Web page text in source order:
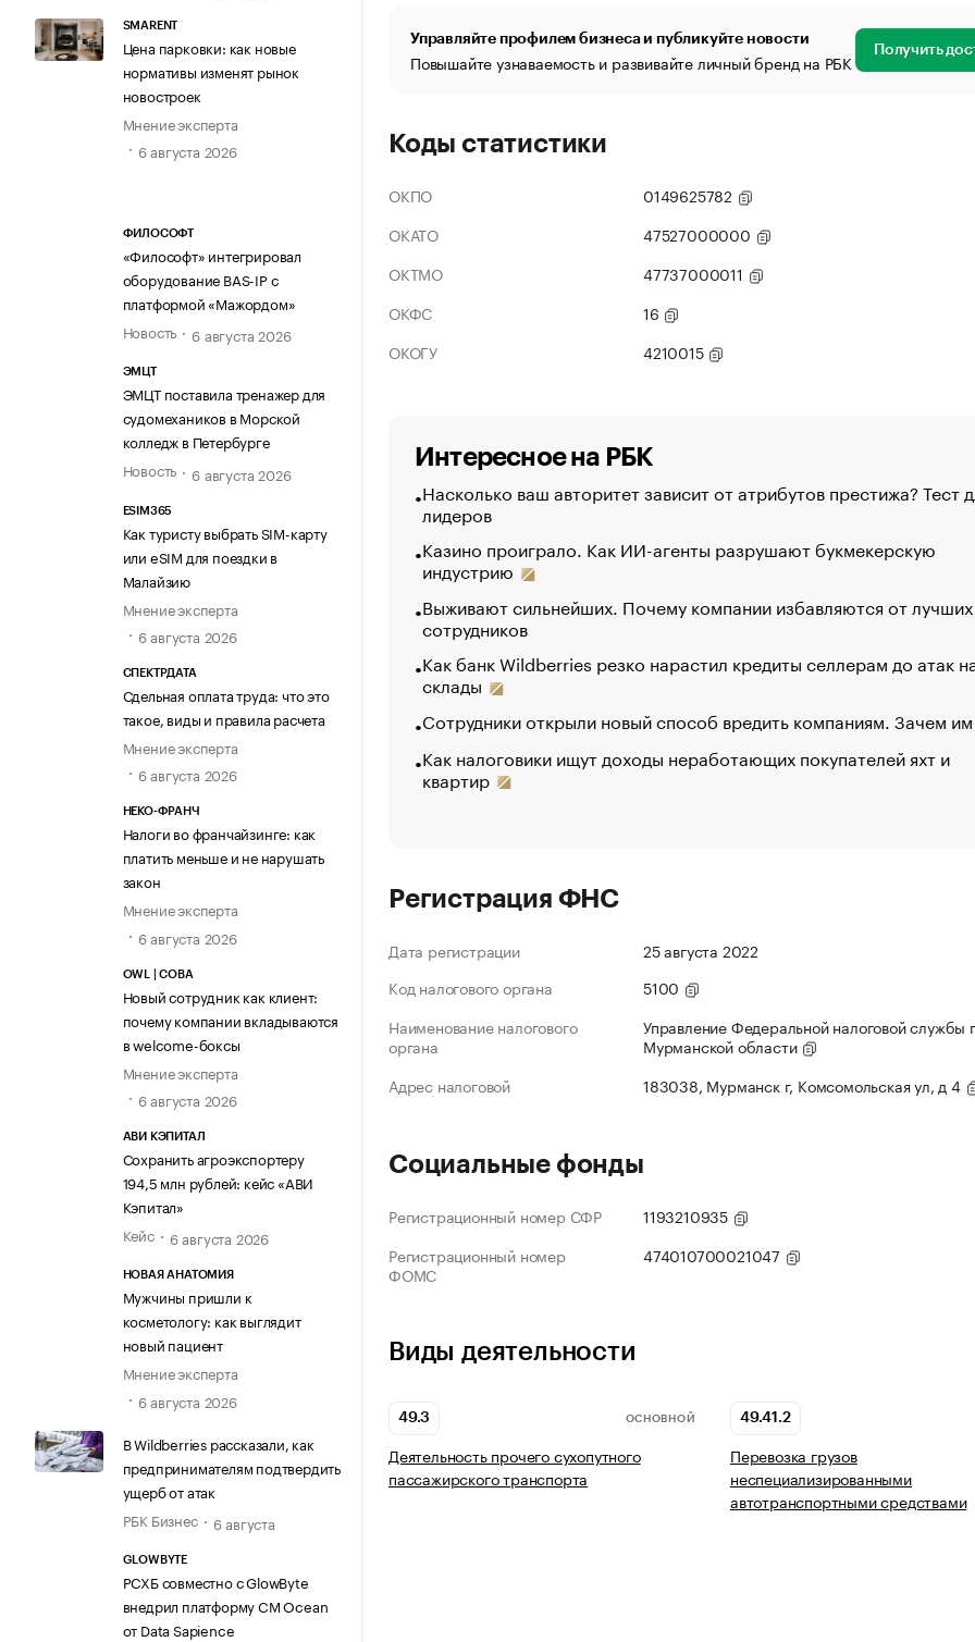
SMARENT
Цена парковки: как новые
нормативы изменят рынок
новостроек
Мнение эксперта
6 августа 2026
ФИЛОСОФТ
«Философт» интегрировал
оборудование BAS-IP с
платформой «Мажордом»
Новость
6 августа 2026
ЭМЦТ
ЭМЦТ поставила тренажер для
судомехаников в Морской
колледж в Петербурге
Новость
6 августа 2026
ESIM365
Как туристу выбрать SIM-карту
или eSIM для поездки в
Малайзию
Мнение эксперта
6 августа 2026
СПЕКТРДАТА
Сдельная оплата труда: что это
такое, виды и правила расчета
Мнение эксперта
6 августа 2026
НЕКО-ФРАНЧ
Налоги во франчайзинге: как
платить меньше и не нарушать
закон
Мнение эксперта
6 августа 2026
OWL | СОВА
Новый сотрудник как клиент:
почему компании вкладываются
в welcome-боксы
Мнение эксперта
6 августа 2026
АВИ КЭПИТАЛ
Сохранить агроэкспортеру
194,5 млн рублей: кейс «АВИ
Кэпитал»
Кейс
6 августа 2026
НОВАЯ АНАТОМИЯ
Мужчины пришли к
косметологу: как выглядит
новый пациент
Мнение эксперта
6 августа 2026
В Wildberries рассказали, как
предпринимателям подтвердить
ущерб от атак
РБК Бизнес
6 августа
GLOWBYTE
РСХБ совместно с GlowByte
внедрил платформу CM Ocean
от Data Sapience
Управляйте профилем бизнеса и публикуйте новости
Повышайте узнаваемость и развивайте личный бренд на РБК Получить
Коды статистики
ОКПО
0149625782
ОКАТО
47527000000
ОКТМО
47737000011
ОКФС
16
ОКОГУ
4210015
Интересное на РБК
Насколько ваш авторитет зависит от атрибутов престижа? Тест
лидеров
Казино проиграло. Как ИИ-агенты разрушают букмекерскую
индустрию
Выживают сильнейших. Почему компании избавляются от лучших
сотрудников
Как банк Wildberries резко нарастил кредиты селлерам до атак
склады
Сотрудники открыли новый способ вредить компаниям. Зачем
Как налоговики ищут доходы неработающих покупателей яхт и
квартир
Регистрация ФНС
Дата регистрации
25 августа 2022
Код налогового органа
5100
Наименование налогового
органа
Управление Федеральной налоговой службы
Мурманской области
Адрес налоговой
183038, Мурманск г, Комсомольская ул, д 4
Социальные фонды
Регистрационный номер СФР
1193210935
Регистрационный номер
ФОМС
474010700021047
Виды деятельности
49.3 ОСНОВНОЙ
Деятельность прочего сухопутного
пассажирского транспорта
49.41.2
Перевозка грузов
неспециализированными
автотранспортными средствами